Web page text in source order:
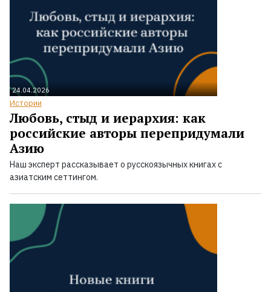
24.04.2026
Истории
Любовь, стыд и иерархия: как
российские авторы перепридумали
Азию
Наш эксперт рассказывает о русскоязычных книгах с
азиатским сеттингом.